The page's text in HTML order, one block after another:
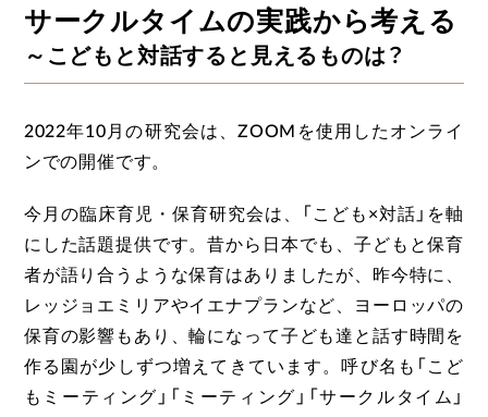
サークルタイムの実践から考える
～こどもと対話すると見えるものは？
2022年10月の研究会は、ZOOMを使用したオンライ
ンでの開催です。
今月の臨床育児・保育研究会は、「こども×対話」を軸
にした話題提供です。昔から日本でも、子どもと保育
者が語り合うような保育はありましたが、昨今特に、
レッジョエミリアやイエナプランなど、ヨーロッパの
保育の影響もあり、輪になって子ども達と話す時間を
作る園が少しずつ増えてきています。呼び名も「こど
もミーティング」「ミーティング」「サークルタイム」